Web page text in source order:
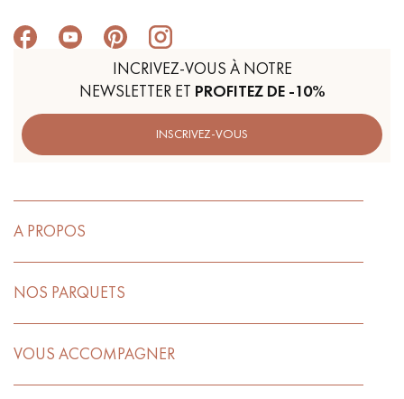
INCRIVEZ-VOUS À NOTRE
NEWSLETTER ET PROFITEZ DE -10%
INSCRIVEZ-VOUS
A PROPOS
NOS PARQUETS
VOUS ACCOMPAGNER